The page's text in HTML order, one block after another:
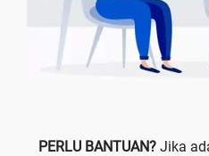
PERLU BANTUAN?Jika